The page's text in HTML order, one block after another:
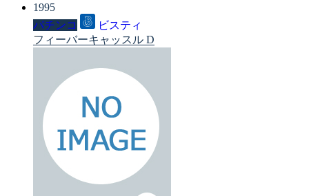
1995
パチンコ
ビスティ
フィーバーキャッスル D